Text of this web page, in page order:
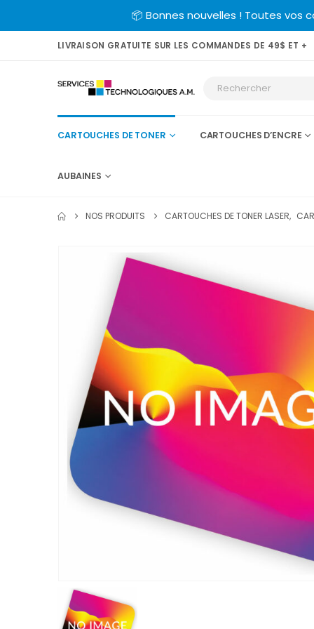
📦 Bonnes nouvelles ! Toutes vos
LIVRAISON GRATUITE SUR LES COMMANDES DE 49$ ET +
CARTOUCHES DE TONER CARTOUCHES D’ENCRE
AUBAINES
NOS PRODUITS CARTOUCHES DE TONER LASER,